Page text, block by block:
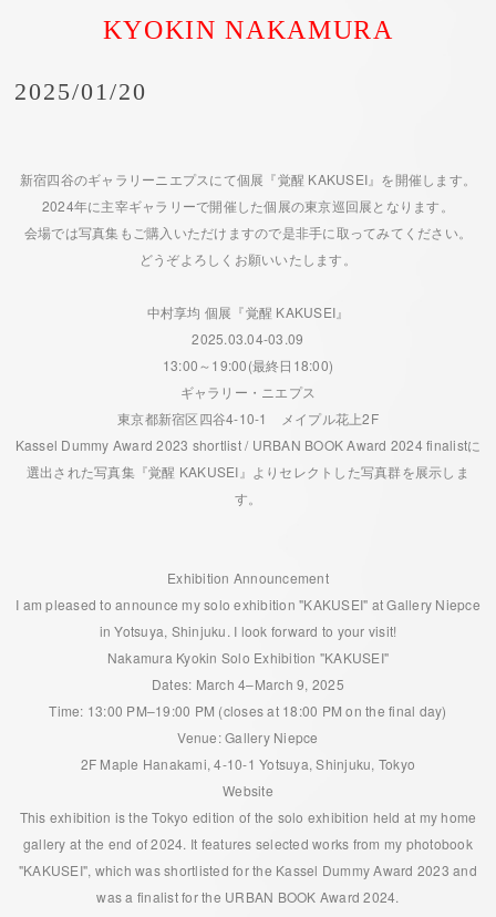
KYOKIN NAKAMURA
2025/01/20
新宿四谷のギャラリーニエプスにて個展『覚醒 KAKUSEI』を開催します。
2024年に主宰ギャラリーで開催した個展の東京巡回展となります。
会場では写真集もご購入いただけますので是非手に取ってみてください。
どうぞよろしくお願いいたします。
中村享均 個展『覚醒 KAKUSEI』
2025.03.04-03.09
13:00～19:00(最終日18:00)
ギャラリー・ニエプス
東京都新宿区四谷4-10-1 メイプル花上2F
Kassel Dummy Award 2023 shortlist / URBAN BOOK Award 2024 finalistに
選出された写真集『覚醒 KAKUSEI』よりセレクトした写真群を展示しま
す。
Exhibition Announcement
I am pleased to announce my solo exhibition "KAKUSEI" at Gallery Niepce
in Yotsuya, Shinjuku. I look forward to your visit!
Nakamura Kyokin Solo Exhibition "KAKUSEI"
Dates: March 4–March 9, 2025
Time: 13:00 PM–19:00 PM (closes at 18:00 PM on the final day)
Venue: Gallery Niepce
2F Maple Hanakami, 4-10-1 Yotsuya, Shinjuku, Tokyo
Website
This exhibition is the Tokyo edition of the solo exhibition held at my home
gallery at the end of 2024. It features selected works from my photobook
"KAKUSEI", which was shortlisted for the Kassel Dummy Award 2023 and
was a finalist for the URBAN BOOK Award 2024.